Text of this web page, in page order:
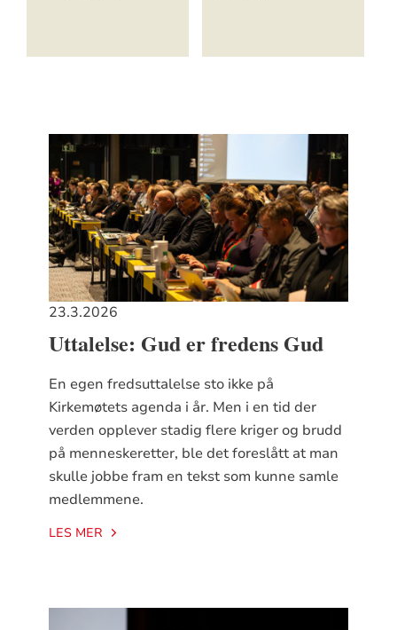
23.3.2026
Uttalelse: Gud er fredens Gud
En egen fredsuttalelse sto ikke på
Kirkemøtets agenda i år. Men i en tid der
verden opplever stadig flere kriger og brudd
på menneskeretter, ble det foreslått at man
skulle jobbe fram en tekst som kunne samle
medlemmene.
LES MER